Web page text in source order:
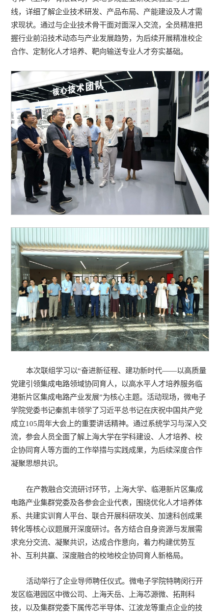
线，详细了解企业技术研发、产品布局、产能建设及人才需
求现状。通过与企业技术骨干面对面深入交流，全员精准把
握行业前沿技术动态与产业发展趋势，为后续开展精准校企
合作、定制化人才培养、靶向输送专业人才夯实基础。
本次联组学习以“奋进新征程、建功新时代——以高质量
党建引领集成电路领域协同育人，以高水平人才培养服务临
港新片区集成电路产业发展”为核心主题。活动现场，微电子
学院党委书记秦凯丰领学了习近平总书记在庆祝中国共产党
成立105周年大会上的重要讲话精神。通过系统学习与深入交
流，参会人员全面了解上海大学在学科建设、人才培养、校
企协同育人等方面的工作举措与实践成果，为后续深度合作
凝聚思想共识。
在产教融合交流研讨环节，上海大学、临港新片区集成
电路产业集群党委及各参会企业代表，围绕优化人才培养体
系、共建实训育人平台、联合开展科研攻关、加速科创成果
转化等核心议题展开深度研讨。各方结合自身资源与发展需
求充分交流、凝聚共识，达成合作意向，着力构建优势互
补、互利共赢、深度融合的校地校企协同育人新格局。
活动举行了企业导师聘任仪式。微电子学院特聘闵行开
发区临港园区中微公司、上海天岳、上海芯源微、拓荆科
技，以及集群党委下属传芯半导体、江波龙等重点企业的技